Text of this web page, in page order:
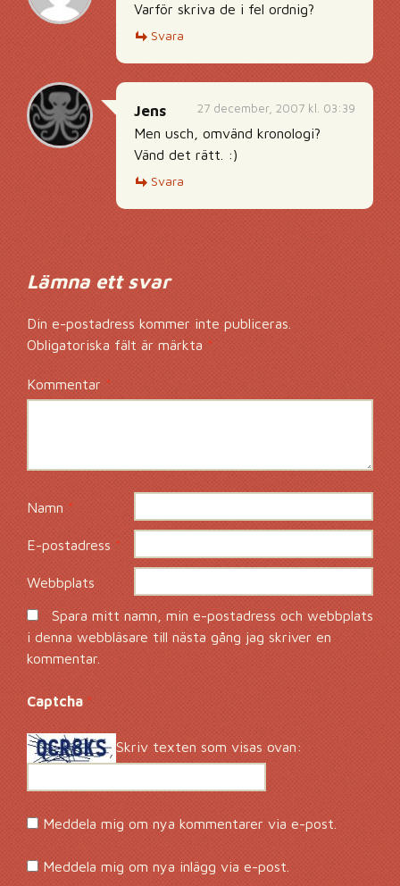
Varför skriva de i fel ordnig?
Svara
27 december, 2007 kl. 03:39
Jens
Men usch, omvänd kronologi?
Vänd det rätt. :)
Svara
Lämna ett svar
Din e-postadress kommer inte publiceras.
Obligatoriska fält är märkta*
Kommentar*
Namn *
E-postadress *
Webbplats
Spara mitt namn, min e-postadress och webbplats
i denna webbläsare till nästa gång jag skriver en
kommentar.
Captcha *
Skriv texten som visas ovan:
Meddela mig om nya kommentarer via e-post.
Meddela mig om nya inlägg via e-post.